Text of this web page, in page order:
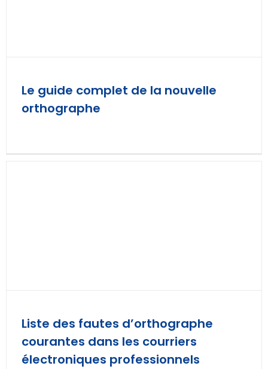
Le guide complet de la nouvelle
orthographe
Liste des fautes d’orthographe
courantes dans les courriers
électroniques professionnels